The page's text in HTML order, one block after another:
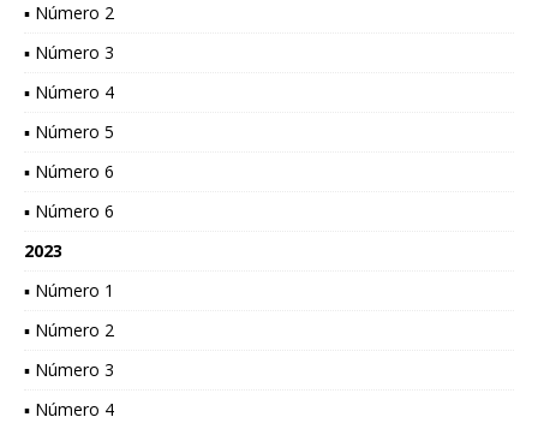
▪ Número 2
▪ Número 3
▪ Número 4
▪ Número 5
▪ Número 6
▪ Número 6
2023
▪ Número 1
▪ Número 2
▪ Número 3
▪ Número 4